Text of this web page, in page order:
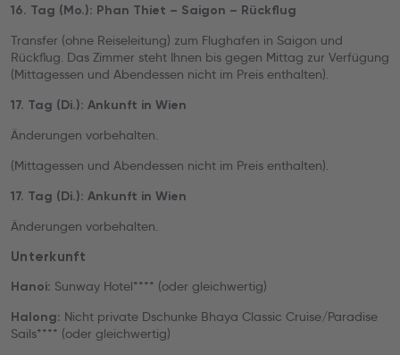
16. Tag (Mo.): Phan Thiet – Saigon – Rückflug
Transfer (ohne Reiseleitung) zum Flughafen in Saigon und
Rückflug. Das Zimmer steht Ihnen bis gegen Mittag zur Verfügung
(Mittagessen und Abendessen nicht im Preis enthalten).
17. Tag (Di.): Ankunft in Wien
Änderungen vorbehalten.
(Mittagessen und Abendessen nicht im Preis enthalten).
17. Tag (Di.): Ankunft in Wien
Änderungen vorbehalten.
Unterkunft
Hanoi: Sunway Hotel**** (oder gleichwertig)
Halong: Nicht private Dschunke Bhaya Classic Cruise/Paradise
Sails**** (oder gleichwertig)